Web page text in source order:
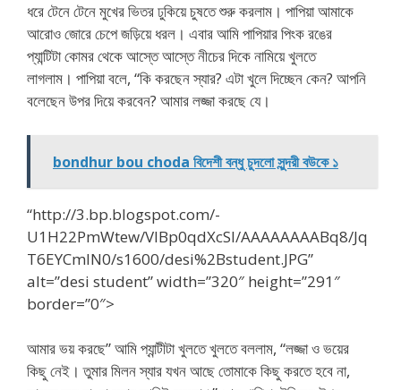
ধরে টেনে টেনে মুখের ভিতর ঢুকিয়ে চুষতে শুরু করলাম। পাপিয়া আমাকে
আরোও জোরে চেপে জড়িয়ে ধরল। এবার আমি পাপিয়ার পিংক রঙের
প্যান্টিটা কোমর থেকে আস্তে আস্তে নীচের দিকে নামিয়ে খুলতে
লাগলাম। পাপিয়া বলে, “কি করছেন স্যার? এটা খুলে দিচ্ছেন কেন? আপনি
বলেছেন উপর দিয়ে করবেন? আমার লজ্জা করছে যে।
bondhur bou choda বিদেশী বন্ধু চুদলো সুন্দরী বউকে ১
“http://3.bp.blogspot.com/-
U1H22PmWtew/VIBp0qdXcSI/AAAAAAAABq8/Jq
T6EYCmIN0/s1600/desi%2Bstudent.JPG”
alt=”desi student” width=”320″ height=”291″
border=”0″>
আমার ভয় করছে” আমি প্যান্টীটা খুলতে খুলতে বললাম, “লজ্জা ও ভয়ের
কিছু নেই। তুমার মিলন স্যার যখন আছে তোমাকে কিছু করতে হবে না,